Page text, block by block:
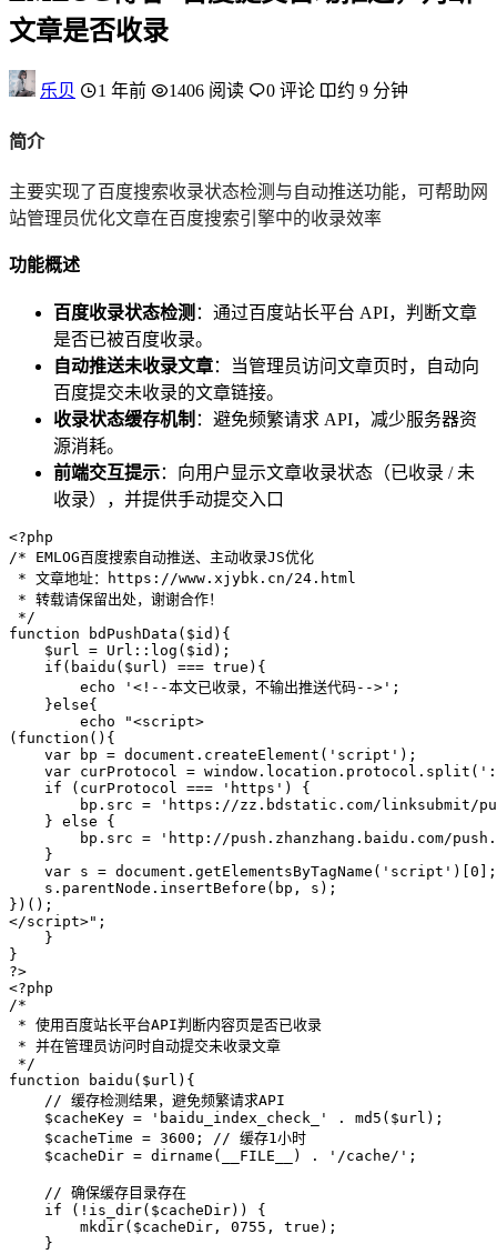
文章是否收录
乐贝 1 年前 1406 阅读 0 评论 约 9 分钟
简介
主要实现了百度搜索收录状态检测与自动推送功能，可帮助网
站管理员优化文章在百度搜索引擎中的收录效率
功能概述
百度收录状态检测 ：通过百度站长平台 API，判断文章
是否已被百度收录。
自动推送未收录文章：当管理员访问文章页时，自动向
百度提交未收录的文章链接。
收录状态缓存机制 ：避免频繁请求 API，减少服务器资
源消耗。
前端交互提示：向用户显示文章收录状态（已收录 / 未
收录），并提供手动提交入口
<?php
/* EMLOG百度搜索自动推送、主动收录JS优化
* 文章地址：https://www.xjybk.cn/24.html
* 转载请保留出处，谢谢合作！
*/
function bdPushData($id){
    $url = Url::log($id);
    if(baidu($url) === true){
        echo '<!--本文已收录，不输出推送代码-->';
    }else{
        echo "<script>
(function(){
    var bp = document.createElement('script');
var curProtocol =
    if (curProtocol === 'https') {
bp.src = 'https://zz.bdstatic.com/
    } else {
bp.src = 'http://push.zhanzhang.baidu.com/
    }
    var s = document.getElementsByTagName('script')[0];
    s.parentNode.insertBefore(bp, s);
})();
</script>";
    }
}
?>
<?php
/*
* 使用百度站长平台API判断内容页是否已收录
* 并在管理员访问时自动提交未收录文章
*/
function baidu($url){
    // 缓存检测结果，避免频繁请求API
    $cacheKey = 'baidu_index_check_' . md5($url);
    $cacheTime = 3600; // 缓存1小时
    $cacheDir = dirname(__FILE__) . '/cache/';
    // 确保缓存目录存在
    if (!is_dir($cacheDir)) {
        mkdir($cacheDir, 0755, true);
    }